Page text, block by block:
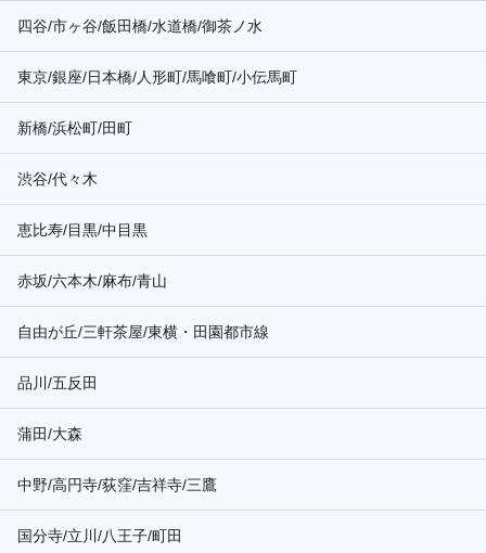
四谷/市ヶ谷/飯田橋/水道橋/御茶ノ水
東京/銀座/日本橋/人形町/馬喰町/小伝馬町
新橋/浜松町/田町
渋谷/代々木
恵比寿/目黒/中目黒
赤坂/六本木/麻布/青山
自由が丘/三軒茶屋/東横・田園都市線
品川/五反田
蒲田/大森
中野/高円寺/荻窪/吉祥寺/三鷹
国分寺/立川/八王子/町田